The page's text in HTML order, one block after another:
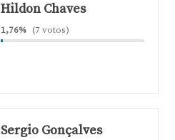
Hildon Chaves
1,76% (7 votos)
Sergio Gonçalves